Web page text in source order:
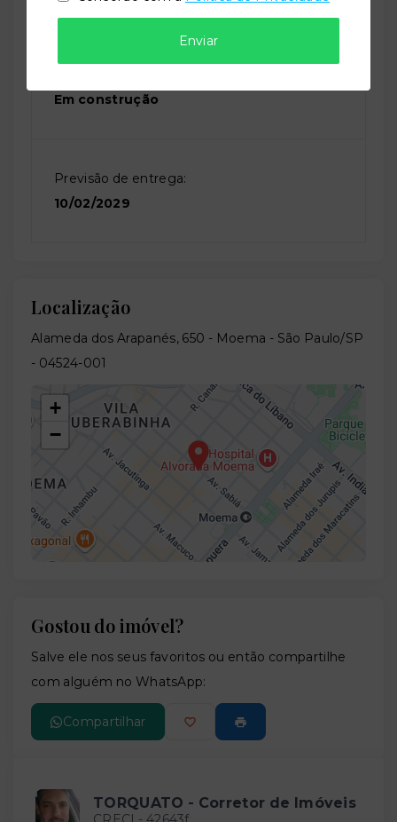
Em construção
Previsão de entrega:
10/02/2029
Localização
Alameda dos Arapanés, 650 - Moema - São Paulo/SP
- 04524-001
+
−
Gostou do imóvel?
Salve ele nos seus favoritos ou então compartilhe
com alguém no WhatsApp:
Compartilhar
TORQUATO - Corretor de Imóveis
Enviar